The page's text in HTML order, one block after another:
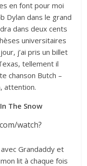
en font pour moi
Dylan dans le grand
dans deux cents
universitaires
j’ai pris un billet
tellement il
chanson Butch –
attention.
The Snow
watch?
Grandaddy et
lit à chaque fois